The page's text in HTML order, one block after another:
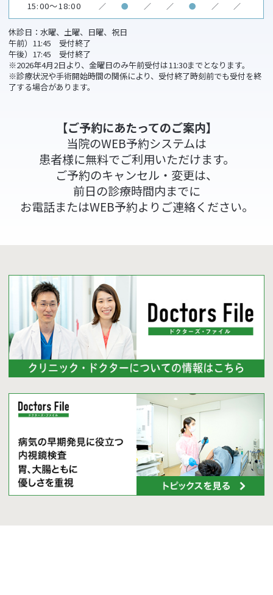
15:00～18:00 ／ ● ／ ／ ● ／ ／
休診日：水曜、土曜、日曜、祝日
午前）11:45 受付終了
午後）17:45 受付終了
※2026年4月2日より、金曜日のみ午前受付は11:30までとなります。
※診療状況や手術開始時間の関係により、受付終了時刻前でも受付を終
了する場合があります。
【ご予約にあたってのご案内】
当院のWEB予約システムは
患者様に無料でご利用いただけます。
ご予約のキャンセル・変更は、
前日の診療時間内までに
お電話またはWEB予約よりご連絡ください。